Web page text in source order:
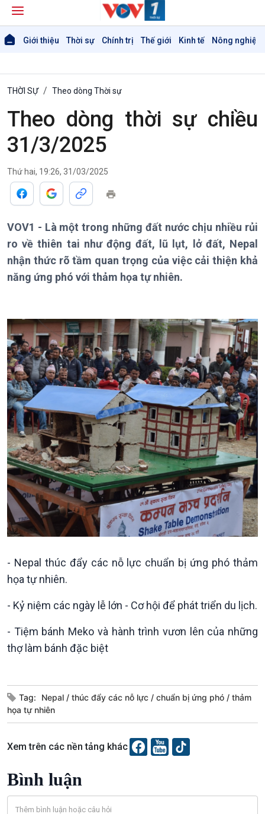
Giới thiệu Thời sự Chính trị Thế giới Kinh tế Nông nghiệp
Giới thiệu
Thời sự 21h30
Bản tin
Chuyên mục
Theo dòng Thời sự
Chính trị
Tin Chính trị
Chính phủ với người dân
Quốc hội với cử tri
Xây dựng đảng
Đảng trong cuộc sống
Nhận diện sự thật
Pháp luật và đời sống
Thế giới
Tin thế giới
Vấn đề quốc tế
Hồ sơ sự kiện quốc tế
Thế giới & Việt Nam
Biên cương - Một dải vững
bền
Kinh tế
Tin Kinh tế
Dòng chảy Kinh tế
Sức sống hàng Việt
Khởi nghiệp
Tuyên chiến với gian lận
thương mại
Nông nghiệp & Biển đảo
Tin Nông nghiệp & Biển
Mùa vàng
Biển đảo Việt Nam
đảo
Tìm hiểu biển, đảo Việt
Nam
Xã hội
Tin Đời sống & Xã hội
Chuyển đổi Xanh
Xã hội chuyển động
Bước chân đến trường
Khoa học & Công nghệ
Sống chung với biến đổi
khí hậu
THỜI SỰ Theo dòng Thời sự
Theo dòng thời sự chiều
31/3/2025
Thứ hai, 19:26, 31/03/2025
VOV1 - Là một trong những đất nước chịu nhiều rủi
ro về thiên tai như động đất, lũ lụt, lở đất, Nepal
nhận thức rõ tầm quan trọng của việc cải thiện khả
năng ứng phó với thảm họa tự nhiên.
- Nepal thúc đẩy các nỗ lực chuẩn bị ứng phó thảm
họa tự nhiên.
- Kỷ niệm các ngày lễ lớn - Cơ hội để phát triển du lịch.
- Tiệm bánh Meko và hành trình vươn lên của những
thợ làm bánh đặc biệt
Tag: Nepal thúc đẩy các nỗ lực chuẩn bị ứng phó
thảm
họa tự nhiên
Xem trên các nền tảng khác
Bình luận